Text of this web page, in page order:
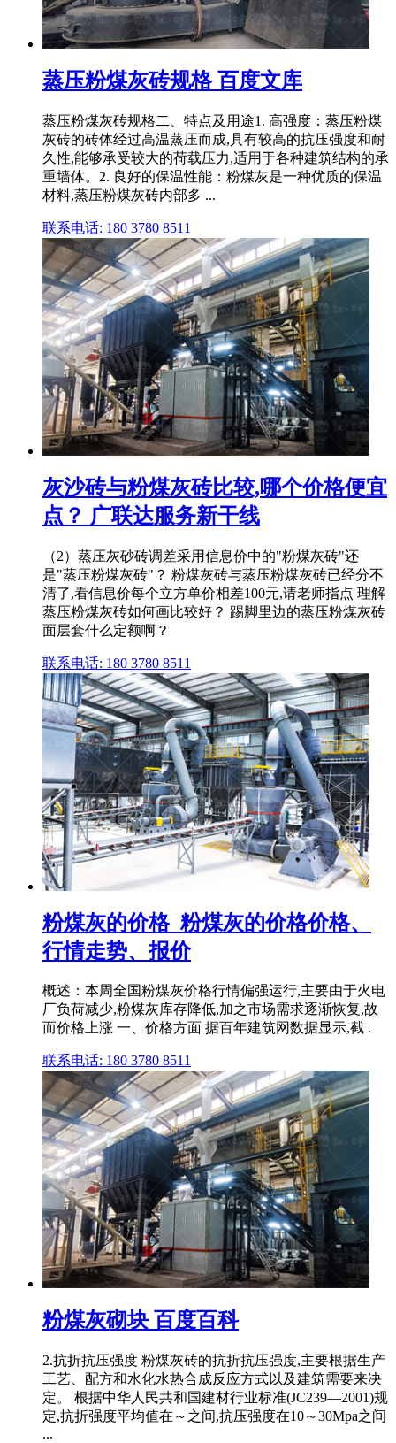
蒸压粉煤灰砖规格 百度文库
蒸压粉煤灰砖规格二、特点及用途1. 高强度：蒸压粉煤
灰砖的砖体经过高温蒸压而成,具有较高的抗压强度和耐
久性,能够承受较大的荷载压力,适用于各种建筑结构的承
重墙体。2. 良好的保温性能：粉煤灰是一种优质的保温
材料,蒸压粉煤灰砖内部多 ...
联系电话: 180 3780 8511
灰沙砖与粉煤灰砖比较,哪个价格便宜
点？ 广联达服务新干线
（2）蒸压灰砂砖调差采用信息价中的"粉煤灰砖"还
是"蒸压粉煤灰砖"？ 粉煤灰砖与蒸压粉煤灰砖已经分不
清了,看信息价每个立方单价相差100元,请老师指点 理解
蒸压粉煤灰砖如何画比较好？ 踢脚里边的蒸压粉煤灰砖
面层套什么定额啊？
联系电话: 180 3780 8511
粉煤灰的价格_粉煤灰的价格价格、
行情走势、报价
概述：本周全国粉煤灰价格行情偏强运行,主要由于火电
厂负荷减少,粉煤灰库存降低,加之市场需求逐渐恢复,故
而价格上涨 一、价格方面 据百年建筑网数据显示,截 .
联系电话: 180 3780 8511
粉煤灰砌块 百度百科
2.抗折抗压强度 粉煤灰砖的抗折抗压强度,主要根据生产
工艺、配方和水化水热合成反应方式以及建筑需要来决
定。 根据中华人民共和国建材行业标准(JC239—2001)规
定,抗折强度平均值在～之间,抗压强度在10～30Mpa之间
...